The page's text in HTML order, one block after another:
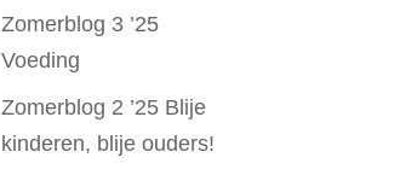
Zomerblog 3 ’25
Voeding
Zomerblog 2 ’25 Blije
kinderen, blije ouders!